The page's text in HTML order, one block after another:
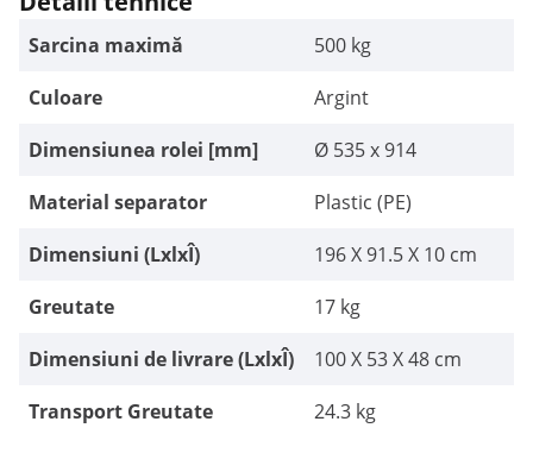
Sarcina maximă
500 kg
Culoare
Argint
Dimensiunea rolei [mm]
Ø 535 x 914
Material separator
Plastic (PE)
Dimensiuni (LxlxÎ)
196 X 91.5 X 10 cm
Greutate
17 kg
Dimensiuni de livrare (LxlxÎ)
100 X 53 X 48 cm
Transport Greutate
24.3 kg